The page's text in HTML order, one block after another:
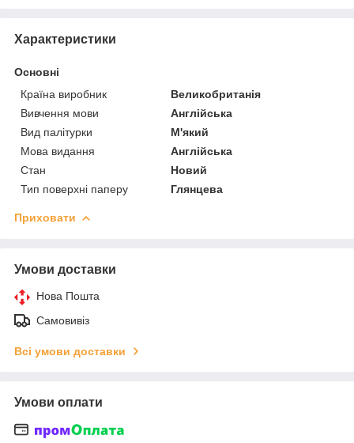
Характеристики
Основні
Країна виробник
Великобританія
Вивчення мови
Англійська
Вид палітурки
М'який
Мова видання
Англійська
Стан
Новий
Тип поверхні паперу
Глянцева
Приховати
Умови доставки
Нова Пошта
Самовивіз
Всі умови доставки
Умови оплати